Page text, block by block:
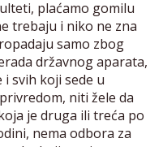
plaćamo gomilu
trebaju i niko ne zna
samo zbog
državnog aparata,
svih koji sede u
niti žele da
je druga ili treća po
nema odbora za